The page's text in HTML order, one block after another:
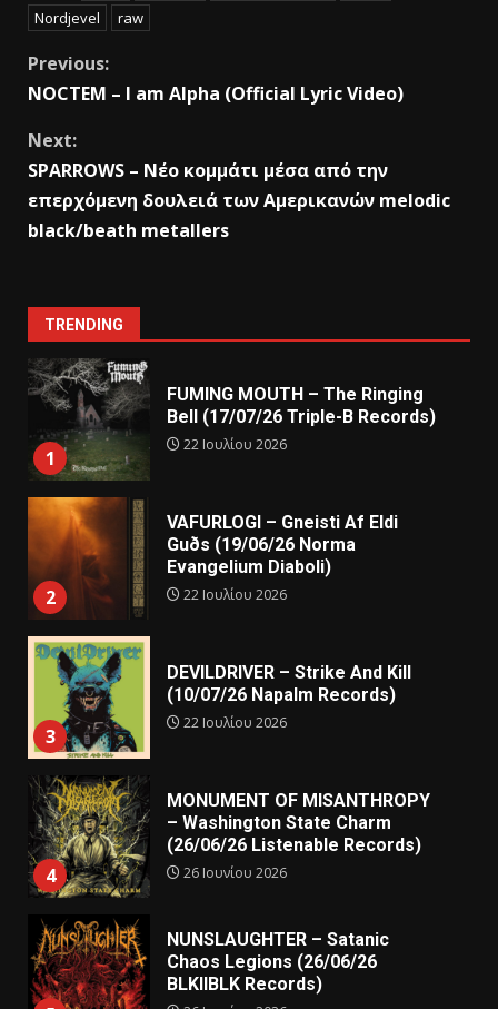
Nordjevel
raw
Previous:
NOCTEM – I am Alpha (Official Lyric Video)
Next:
SPARROWS – Νέο κομμάτι μέσα από την
επερχόμενη δουλειά των Αμερικανών melodic
black/beath metallers
TRENDING
1
FUMING MOUTH – The Ringing
Bell (17/07/26 Triple-B Records)
22 Ιουλίου 2026
2
VAFURLOGI – Gneisti Af Eldi
Guðs (19/06/26 Norma
Evangelium Diaboli)
22 Ιουλίου 2026
3
DEVILDRIVER – Strike And Kill
(10/07/26 Napalm Records)
22 Ιουλίου 2026
4
MONUMENT OF MISANTHROPY
– Washington State Charm
(26/06/26 Listenable Records)
26 Ιουνίου 2026
NUNSLAUGHTER – Satanic
Chaos Legions (26/06/26
BLKIIBLK Records)